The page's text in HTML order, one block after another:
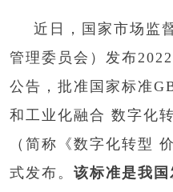
近日，国家市场监
管理委员会）发布
公告，批准国家标准
和工业化融合 数字化
（简称《数字化转型
式发布。 该标准是我